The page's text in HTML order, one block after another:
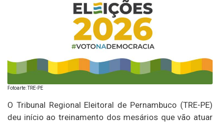
Fotoarte: TRE-PE
O Tribunal Regional Eleitoral de Pernambuco (TRE-PE)
deu início ao treinamento dos mesários que vão atuar